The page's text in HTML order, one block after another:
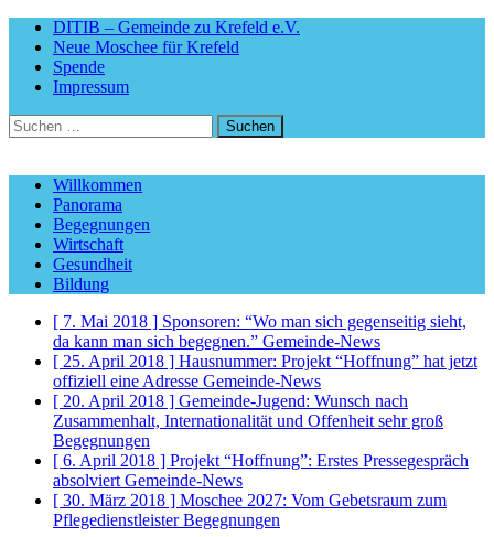
DITIB – Gemeinde zu Krefeld e.V.
Neue Moschee für Krefeld
Spende
Impressum
Suchen
nach:
Willkommen
Panorama
Begegnungen
Wirtschaft
Gesundheit
Bildung
[ 7. Mai 2018 ] Sponsoren: “Wo man sich gegenseitig sieht,
da kann man sich begegnen.” Gemeinde-News
[ 25. April 2018 ] Hausnummer: Projekt “Hoffnung” hat jetzt
offiziell eine Adresse Gemeinde-News
[ 20. April 2018 ] Gemeinde-Jugend: Wunsch nach
Zusammenhalt, Internationalität und Offenheit sehr groß
Begegnungen
[ 6. April 2018 ] Projekt “Hoffnung”: Erstes Pressegespräch
absolviert Gemeinde-News
[ 30. März 2018 ] Moschee 2027: Vom Gebetsraum zum
PflegedienstleisterBegegnungen